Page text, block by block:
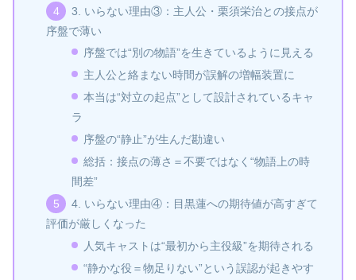
3. いらない理由③：主人公・栗須栄治との接点が
序盤で薄い
序盤では“別の物語”を生きているように見える
主人公と絡まない時間が誤解の増幅装置に
本当は“対立の起点”として設計されているキャ
ラ
序盤の“静止”が生んだ勘違い
総括：接点の薄さ＝不要ではなく“物語上の時
間差”
4. いらない理由④：目黒蓮への期待値が高すぎて
評価が厳しくなった
人気キャストは“最初から主役級”を期待される
“静かな役＝物足りない”という誤認が起きやす